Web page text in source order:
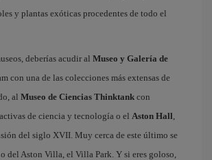
y plantas exóticas procedentes de todo el
deberías acudir al Museo y Galería de
con una de las colecciones más extensas de
al Museo de Ciencias Thinktank con
de ciencia y tecnología o el Aston Hall,
del siglo XVII. Muy cerca de este último se
del Aston Villa, el Villa Park. Y si eres goloso,